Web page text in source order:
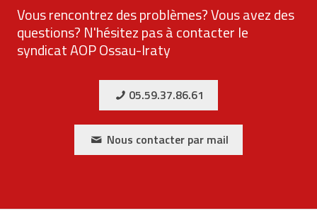
Vous rencontrez des problèmes? Vous avez des
questions? N'hésitez pas à contacter le
syndicat AOP Ossau-Iraty
05.59.37.86.61
Nous contacter par mail